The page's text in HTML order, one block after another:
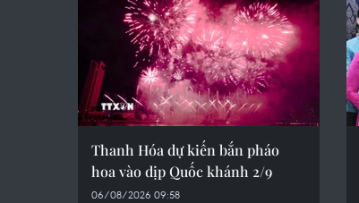
Thanh Hóa dự kiến bắn pháo
hoa vào dịp Quốc khánh 2/9
06/08/2026 09:58